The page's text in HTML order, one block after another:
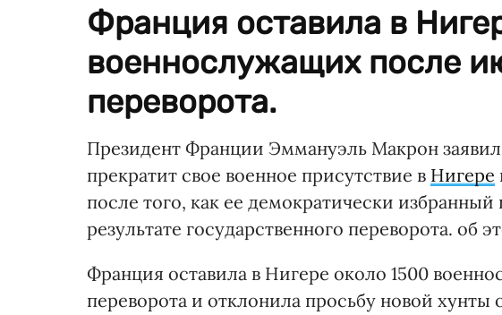
Франция оставила в
военнослужащих после
переворота.
Президент Франции Эммануэль Макрон
прекратит свое военное присутствие в Нигере
после того, как ее демократически избранный
результате государственного переворота. об
Франция оставила в Нигере около 1500
переворота и отклонила просьбу новой хунты